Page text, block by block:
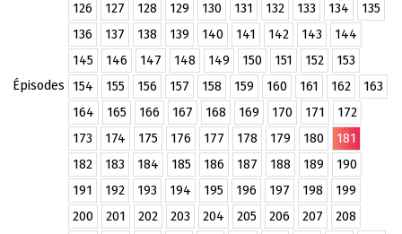
Épisodes
126
127 128 129 130 131 132 133 134
135
136
137 138 139 140 141 142 143
144
145
146 147 148 149 150 151 152
153
154
155 156 157 158 159 160 161 162
163
164
165 166 167 168 169 170 171
172
173
174 175 176 177 178 179 180
181
182
183 184 185 186 187 188 189
190
191
192 193 194 195 196 197 198
199
200
201 202 203 204 205 206 207
208